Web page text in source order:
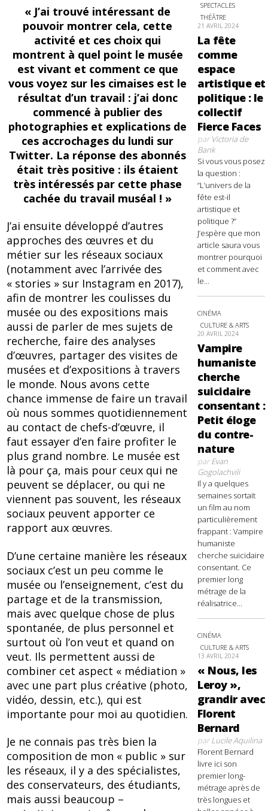
« J’ai trouvé intéressant de
pouvoir montrer cela, cette
activité et ces choix qui
montrent à quel point le musée
est vivant et comment ce que
vous voyez sur les cimaises est le
résultat d’un travail : j’ai donc
commencé à publier des
photographies et explications de
ces accrochages du lundi sur
Twitter. La réponse des abonnés
était très positive : ils étaient
très intéressés par cette phase
cachée du travail muséal ! »
J’ai ensuite développé d’autres
approches des œuvres et du
métier sur les réseaux sociaux
(notamment avec l’arrivée des
« stories » sur Instagram en 2017),
afin de montrer les coulisses du
musée ou des expositions mais
aussi de parler de mes sujets de
recherche, faire des analyses
d’œuvres, partager des visites de
musées et d’expositions à travers
le monde. Nous avons cette
chance immense de faire un travail
où nous sommes quotidiennement
au contact de chefs-d’œuvre, il
faut essayer d’en faire profiter le
plus grand nombre. Le musée est
là pour ça, mais pour ceux qui ne
peuvent se déplacer, ou qui ne
viennent pas souvent, les réseaux
sociaux peuvent apporter ce
rapport aux œuvres.
D’une certaine manière les réseaux
sociaux c’est un peu comme le
musée ou l’enseignement, c’est du
partage et de la transmission,
mais avec quelque chose de plus
spontanée, de plus personnel et
surtout où l’on veut et quand on
veut. Ils permettent aussi de
combiner cet aspect « médiation »
avec une part plus créative (photo,
vidéo, dessin, etc.), qui est
importante pour moi au quotidien.
Je ne connais pas très bien la
composition de mon « public » sur
les réseaux, il y a des spécialistes,
des conservateurs, des étudiants,
mais aussi beaucoup –
SPECTACLES
THÉÂTRE
21 AVRIL 2024
La fête
comme
espace
artistique et
politique : le
collectif
Fierce Faces
parVictoria de
Bank
Si vous vous posez
la question :
“L’univers de la
fête est-il
artistique et
politique ?”
J’espère que mon
article saura vous
montrer pourquoi
et comment avec
le...
CINÉMA
CULTURE & ARTS
20 AVRIL 2024
Vampire
humaniste
cherche
suicidaire
consentant :
Petit éloge
du contre-
nature
parEvan
Gogolachvili
Il y a quelques
semaines sortait
un film au nom
particulièrement
frappant : Vampire
humaniste
cherche suicidaire
consentant. Ce
premier long
métrage de la
réalisatrice...
CINÉMA
CULTURE & ARTS
13 AVRIL 2024
« Nous, les
Leroy »,
grandir avec
Florent
Bernard
parLucile Aquilina
Florent Bernard
livre ici son
premier long-
métrage après de
très longues et